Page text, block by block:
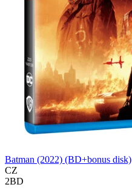
Batman (2022) (BD+bonus disk)
CZ
2BD